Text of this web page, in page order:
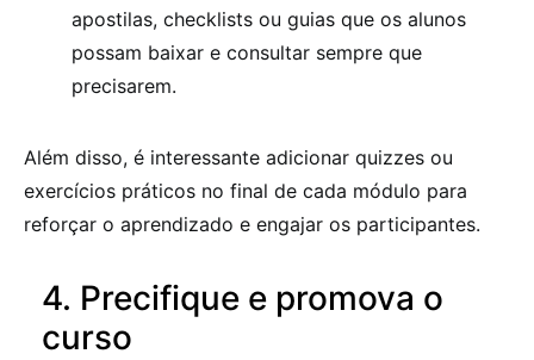
apostilas, checklists ou guias que os alunos
possam baixar e consultar sempre que
precisarem.
Além disso, é interessante adicionar quizzes ou
exercícios práticos no final de cada módulo para
reforçar o aprendizado e engajar os participantes.
4. Precifique e promova o
curso